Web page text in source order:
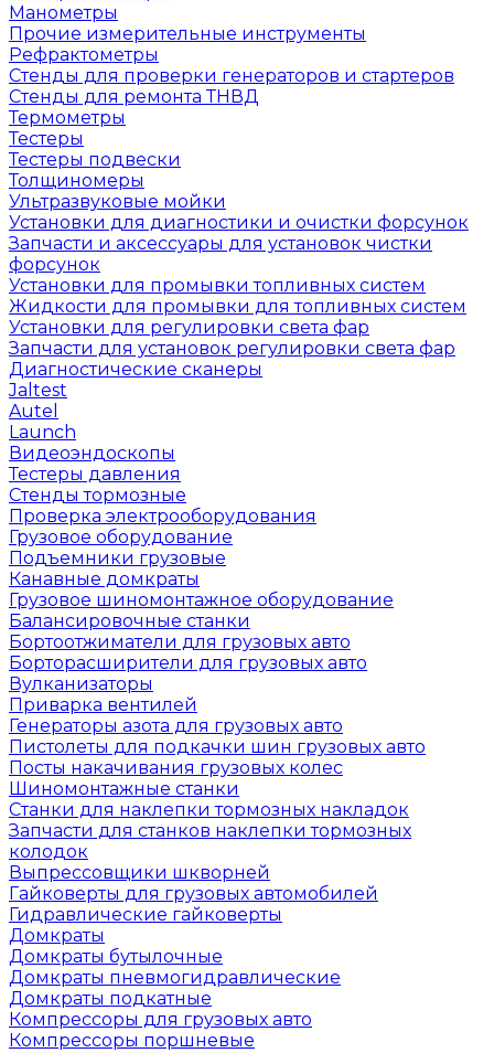
Манометры
Прочие измерительные инструменты
Рефрактометры
Стенды для проверки генераторов и стартеров
Стенды для ремонта ТНВД
Термометры
Тестеры
Тестеры подвески
Толщиномеры
Ультразвуковые мойки
Установки для диагностики и очистки форсунок
Запчасти и аксессуары для установок чистки
форсунок
Установки для промывки топливных систем
Жидкости для промывки для топливных систем
Установки для регулировки света фар
Запчасти для установок регулировки света фар
Диагностические сканеры
Jaltest
Autel
Launch
Видеоэндоскопы
Тестеры давления
Стенды тормозные
Проверка электрооборудования
Грузовое оборудование
Подъемники грузовые
Канавные домкраты
Грузовое шиномонтажное оборудование
Балансировочные станки
Бортоотжиматели для грузовых авто
Борторасширители для грузовых авто
Вулканизаторы
Приварка вентилей
Генераторы азота для грузовых авто
Пистолеты для подкачки шин грузовых авто
Посты накачивания грузовых колес
Шиномонтажные станки
Станки для наклепки тормозных накладок
Запчасти для станков наклепки тормозных
колодок
Выпрессовщики шкворней
Гайковерты для грузовых автомобилей
Гидравлические гайковерты
Домкраты
Домкраты бутылочные
Домкраты пневмогидравлические
Домкраты подкатные
Компрессоры для грузовых авто
Компрессоры поршневые